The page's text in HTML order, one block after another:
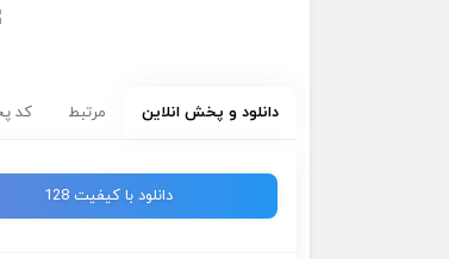
دانلود و پخش انلاین مرتبط کد
دانلود با کیفیت 128